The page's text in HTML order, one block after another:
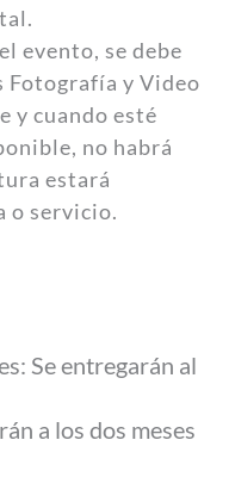
evento, se debe
Fotografía y Video
y cuando esté
no habrá
estará
o servicio.
Se entregarán al
a los dos meses